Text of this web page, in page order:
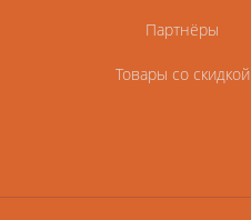
Партнёры
Товары со скидкой